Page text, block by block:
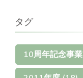
タグ
10周年記念事業